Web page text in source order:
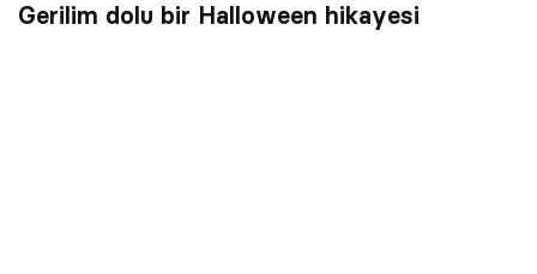
Gerilim dolu bir Halloween hikayesi